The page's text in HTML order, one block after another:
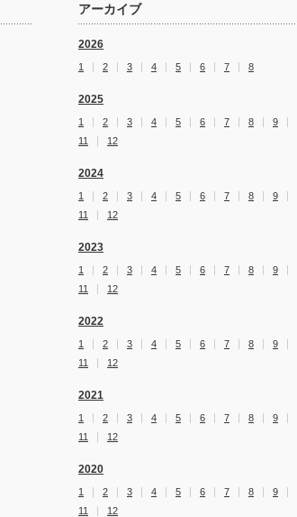
アーカイブ
2026
1 2 3 4 5 6 7 8
2025
1 2 3 4 5 6 7 8 9
11
12
2024
1 2 3 4 5 6 7 8 9
11
12
2023
1 2 3 4 5 6 7 8 9
11
12
2022
1 2 3 4 5 6 7 8 9
11
12
2021
1 2 3 4 5 6 7 8 9
11
12
2020
1 2 3 4 5 6 7 8 9
11
12